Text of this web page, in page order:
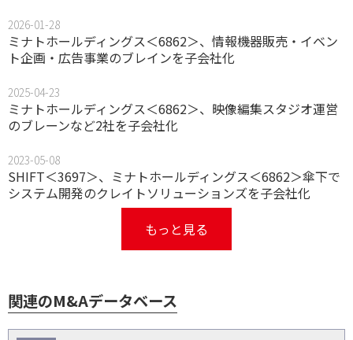
2026-01-28
ミナトホールディングス＜6862＞、情報機器販売・イベン
ト企画・広告事業のブレインを子会社化
2025-04-23
ミナトホールディングス＜6862＞、映像編集スタジオ運営
のブレーンなど2社を子会社化
2023-05-08
SHIFT＜3697＞、ミナトホールディングス＜6862＞傘下で
システム開発のクレイトソリューションズを子会社化
もっと見る
関連のM&Aデータベース